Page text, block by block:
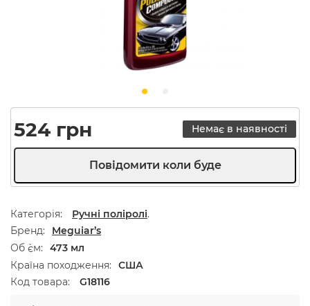
524 грн Немає в наявності
Категорія: Ручні поліролі.
Бренд
Meguiar’s
Об `єм
473 мл
Країна походження
США
Код товара:
G18116